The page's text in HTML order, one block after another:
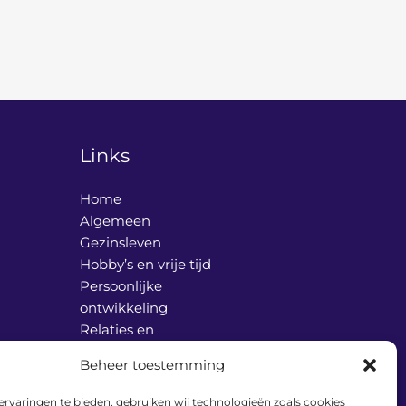
Beheer toestemming
te bieden, gebruiken wij technologieën zoals cookies
Links
Home
Algemeen
Gezinsleven
Hobby’s en vrije tijd
Persoonlijke
ontwikkeling
Relaties en
Vader en werk
Over ons